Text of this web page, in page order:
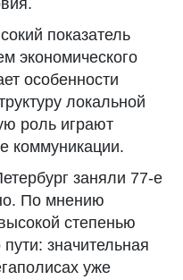
показатель
экономического
особенности
локальной
роль играют
коммуникации.
заняли 77-е
По мнению
степенью
значительная
уже